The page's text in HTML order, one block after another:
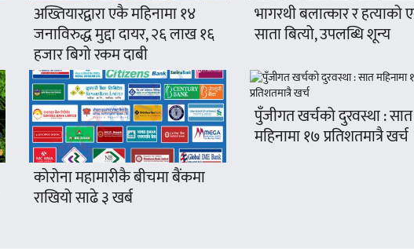
अख्तियारद्वारा एकै महिनामा १४
जनाविरुद्ध मुद्दा दायर, २६ लाख १६
हजार बिगो रकम दाबी
भागरथी बलात्कार र हत्याको
साता बित्यो, उपलब्धि शून्य
कोरोना महामारीकै बीचमा बैंकमा
राखियो साढे ३ खर्ब
पुँजीगत खर्चको दुरवस्था : सात
महिनामा १७ प्रतिशतमात्रै खर्च